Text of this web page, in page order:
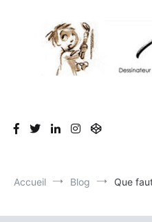
direct, dessin
direct lors des séminaires
Accueil Blog Que